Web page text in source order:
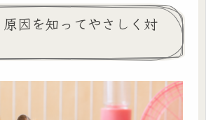
因を知ってやさしく対